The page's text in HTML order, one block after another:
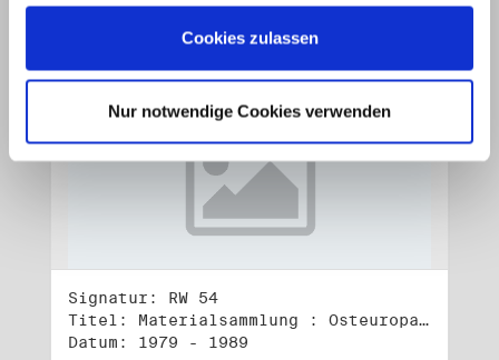
Cookies zulassen
Nur notwendige Cookies verwenden
Signatur: RW 54
Titel: Materialsammlung : Osteuropa (3)
Datum: 1979 - 1989